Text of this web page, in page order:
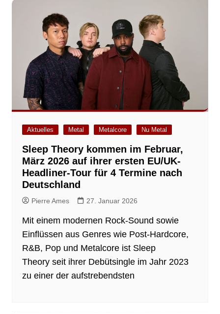
Aktuelles Metal Metalcore Nu Metal
Sleep Theory kommen im Februar,
März 2026 auf ihrer ersten EU/UK-
Headliner-Tour für 4 Termine nach
Deutschland
Pierre Ames 27. Januar 2026
Mit einem modernen Rock-Sound sowie
Einflüssen aus Genres wie Post-Hardcore,
R&B, Pop und Metalcore ist Sleep
Theory seit ihrer Debütsingle im Jahr 2023
zu einer der aufstrebendsten